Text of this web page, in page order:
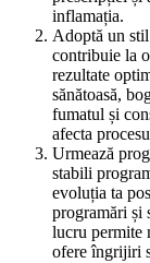
inflamația.
Adoptă un stil
contribuie la
rezultate
sănătoasă,
fumatul și
afecta
Urmează
stabili
evoluția ta
programări și
lucru permite
ofere îngrijiri